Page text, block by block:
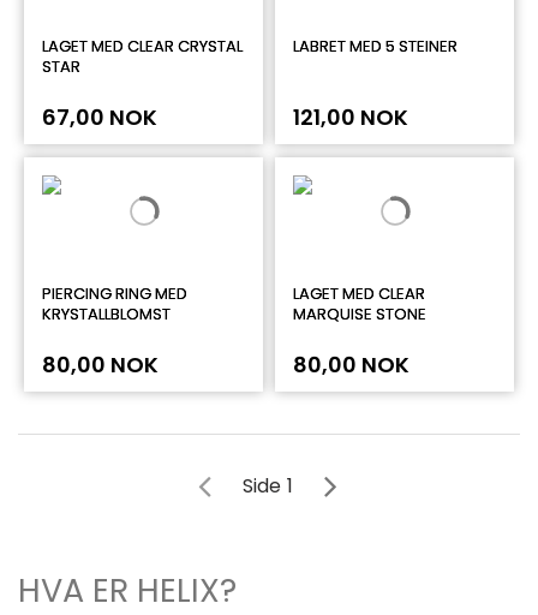
LAGET MED CLEAR CRYSTAL
STAR
67,00 NOK
LABRET MED 5 STEINER
121,00 NOK
PIERCING RING MED
KRYSTALLBLOMST
80,00 NOK
LAGET MED CLEAR
MARQUISE STONE
80,00 NOK
Side 1
HVA ER HELIX?